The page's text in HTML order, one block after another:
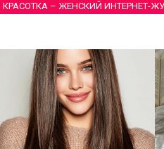
КРАСОТКА – ЖЕНСКИЙ ИНТЕРНЕТ-